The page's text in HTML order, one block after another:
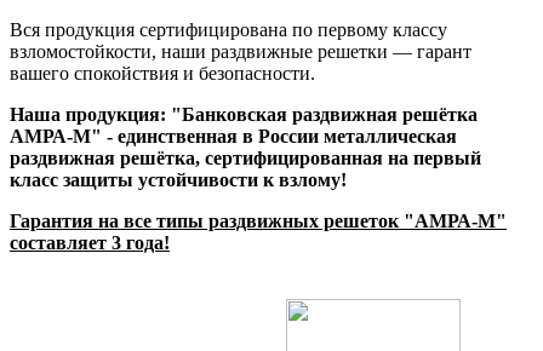
Вся продукция сертифицирована по первому классу
взломостойкости, наши раздвижные решетки — гарант
вашего спокойствия и безопасности.
Наша продукция: "Банковская раздвижная решётка
АМРА-М" - единственная в России металлическая
раздвижная решётка, сертифицированная на первый
класс защиты устойчивости к взлому!
Гарантия на все типы раздвижных решеток "АМРА-М"
составляет 3 года!